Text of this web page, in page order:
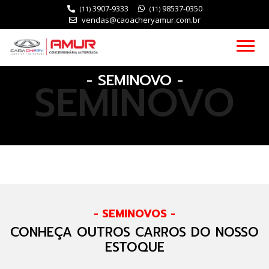
(11)3907-9333 (11)98537-0350
vendas@caoacheryamur.com.br
- SEMINOVO -
SEMINOVO
- SEMINOVOS -
CONHEÇA OUTROS CARROS DO NOSSO
ESTOQUE